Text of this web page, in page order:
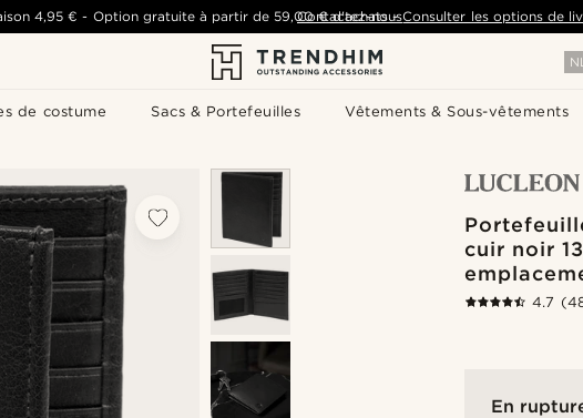
NL
de costume Sacs & Portefeuilles Vêtements & Sous-vêtements
4,95 € - Option gratuite à partir de59,00 €d'achats- Consulter les options de
Contactez-nous
cuir noir 13
4.7
En